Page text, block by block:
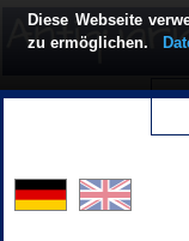
Diese Webseite
zu ermöglichen.